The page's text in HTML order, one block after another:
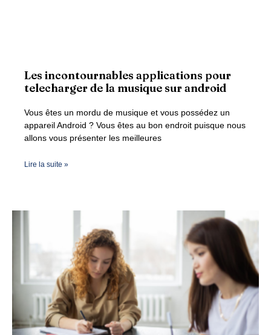
Les incontournables applications pour
telecharger de la musique sur android
Vous êtes un mordu de musique et vous possédez un
appareil Android ? Vous êtes au bon endroit puisque nous
allons vous présenter les meilleures
Lire la suite »